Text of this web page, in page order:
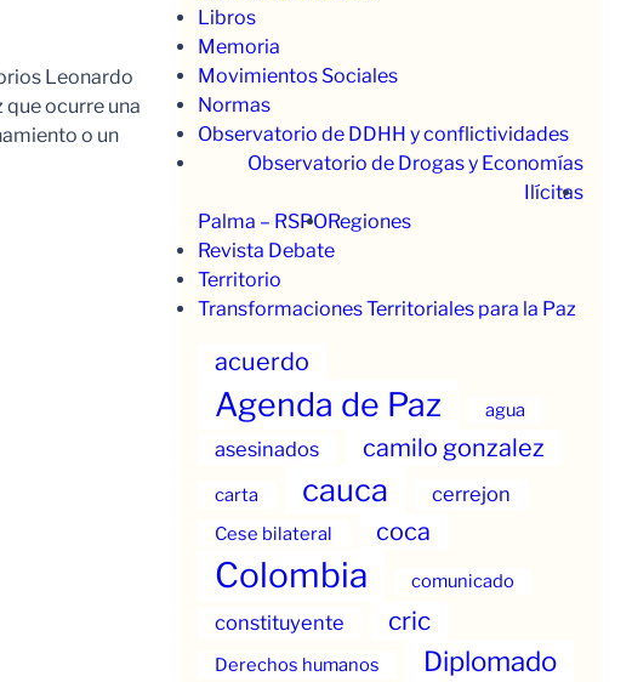
Leonardo
que ocurre una
o un
Libros
Memoria
Movimientos Sociales
Normas
Observatorio de DDHH y conflictividades
Observatorio de Drogas y Economías
Ilícitas
Palma – RSPORegiones
Revista Debate
Territorio
Transformaciones Territoriales para la Paz
acuerdo
Agenda de Paz agua
asesinados camilo gonzalez
carta cauca cerrejon
Cese bilateral coca
Colombia comunicado
constituyente cric
Derechos humanos Diplomado